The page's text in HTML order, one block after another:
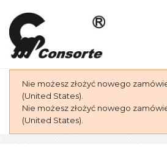
Nie możesz złożyć nowego
(United States).
Nie możesz złożyć nowego
(United States).